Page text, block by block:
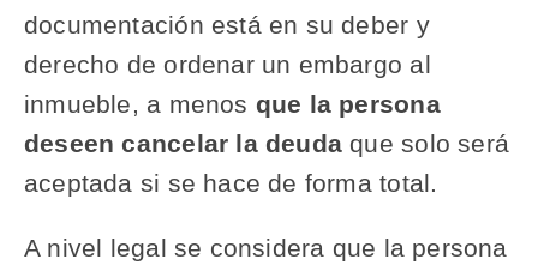
documentación está en su deber y
derecho de ordenar un embargo al
inmueble, a menos que la persona
deseen cancelar la deuda que solo será
aceptada si se hace de forma total.
A nivel legal se considera que la persona